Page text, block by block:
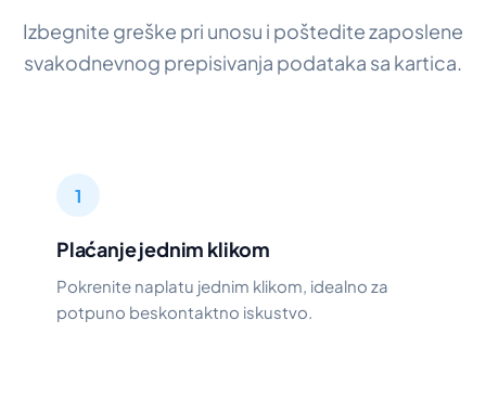
Izbegnite greške pri unosu i poštedite zaposlene
svakodnevnog prepisivanja podataka sa kartica.
1
Plaćanje jednim klikom
Pokrenite naplatu jednim klikom, idealno za
potpuno beskontaktno iskustvo.